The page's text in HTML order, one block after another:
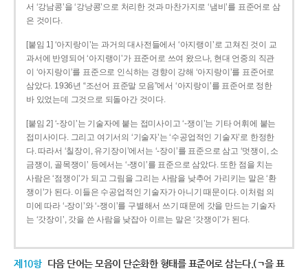
서 ‘강남콩’을 ‘강낭콩’으로 처리한 것과 마찬가지로 ‘냄비’를 표준어로 삼
은 것이다.
[붙임 1] ‘아지랑이’는 과거의 대사전들에서 ‘아지랭이’로 고쳐진 것이 교
과서에 반영되어 ‘아지랭이’가 표준어로 쓰여 왔으나, 현대 언중의 직관
이 ‘아지랑이’를 표준으로 인식하는 경향이 강해 ‘아지랑이’를 표준어로
삼았다. 1936년 “조선어 표준말 모음”에서 ‘아지랑이’를 표준어로 정한
바 있었는데 그것으로 되돌아간 것이다.
[붙임 2] ‘-장이’는 기술자에 붙는 접미사이고 ‘-쟁이’는 기타 어휘에 붙는
접미사이다. 그리고 여기서의 ‘기술자’는 ‘수공업적인 기술자’로 한정한
다. 따라서 ‘칠장이, 유기장이’에서는 ‘-장이’를 표준으로 삼고 ‘멋쟁이, 소
금쟁이, 골목쟁이’ 등에서는 ‘-쟁이’를 표준으로 삼았다. 또한 점을 치는
사람은 ‘점쟁이’가 되고 그림을 그리는 사람을 낮추어 가리키는 말은 ‘환
쟁이’가 된다. 이들은 수공업적인 기술자가 아니기 때문이다. 이처럼 의
미에 따라 ‘-장이’와 ‘-쟁이’를 구별해서 쓰기 때문에 갓을 만드는 기술자
는 ‘갓장이’, 갓을 쓴 사람을 낮잡아 이르는 말은 ‘갓쟁이’가 된다.
제10항 다음 단어는 모음이 단순화한 형태를 표준어로 삼는다.(ㄱ을 표